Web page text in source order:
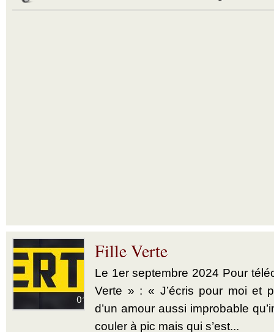
Fille Verte
Le 1er septembre 2024 Pour
Verte » : « J’écris pour moi et
d’un amour aussi improbable
couler à pic mais qui s’est...